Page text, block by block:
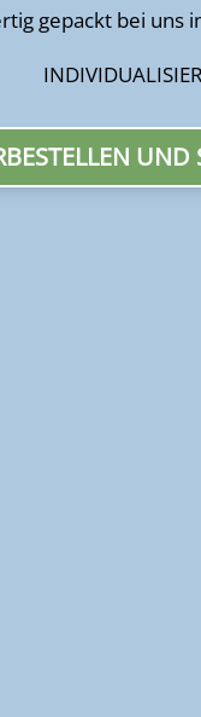
gepackt bei uns